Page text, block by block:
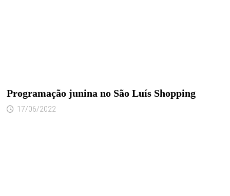
Programação junina no São Luís Shopping
17/06/2022